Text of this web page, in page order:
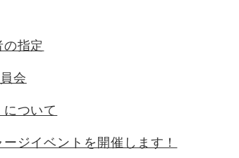
指定
会
について
ジイベントを開催します！